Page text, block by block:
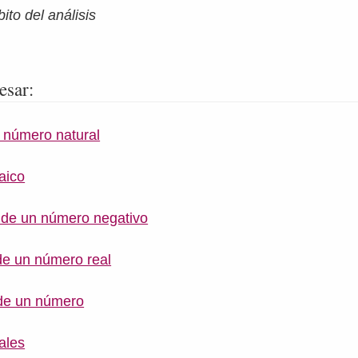
del análisis
natural
un número negativo
un número real
un número